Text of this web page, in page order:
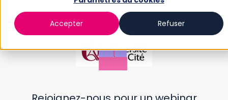
Accepter Refuser